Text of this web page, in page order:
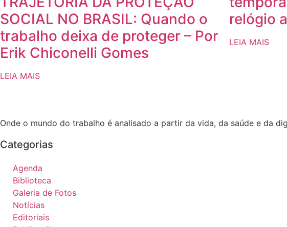
SOCIAL NO BRASIL: Quando o
trabalho deixa de proteger – Por
Erik Chiconelli Gomes
LEIA MAIS
relógio
LEIA MAIS
Onde o mundo do trabalho é analisado a partir da vida, da saúde e da
Categorias
Agenda
Biblioteca
Galeria de Fotos
Notícias
Editoriais